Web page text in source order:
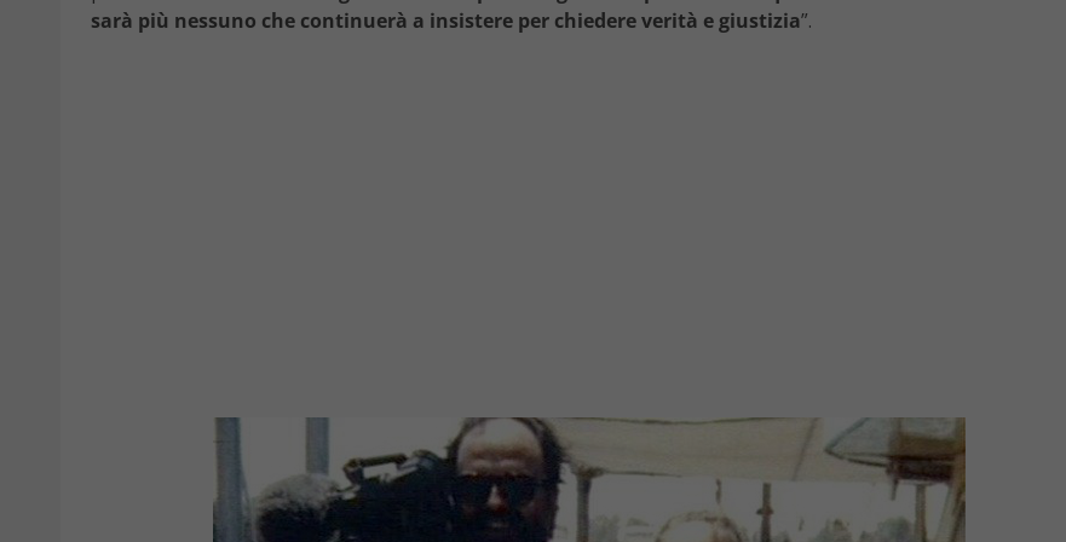
sarà più nessuno che continuerà a insistere per chiedere verità e giustizia”.